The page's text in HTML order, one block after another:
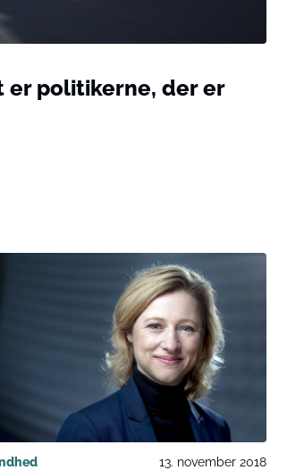
er politikerne, der er
13. november 2018